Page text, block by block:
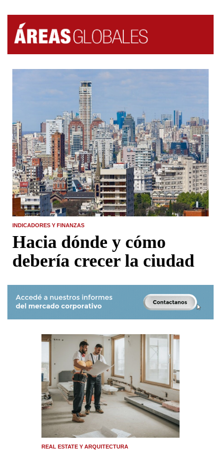
INDICADORES Y FINANZAS
Hacia dónde y cómo
debería crecer la ciudad
REAL ESTATE Y ARQUITECTURA